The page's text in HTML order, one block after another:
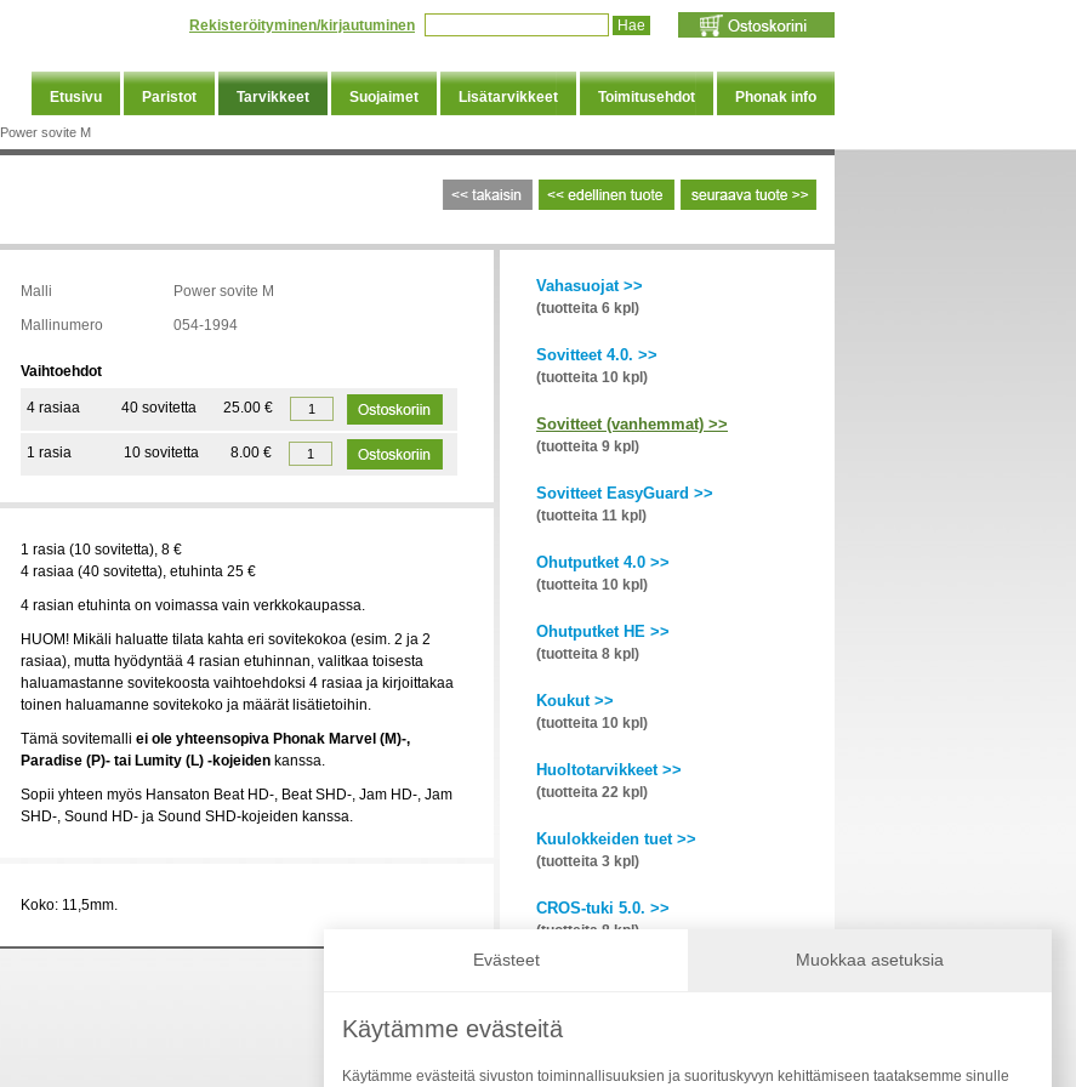
Evästeet Muokkaa asetuksia
Käytämme evästeitä
Käytämme evästeitä sivuston toiminnallisuuksien ja suorituskyvyn kehittämiseen taataksemme sinulle
Rekisteröityminen/kirjautuminen
Etusivu Paristot Tarvikkeet Suojaimet Lisätarvikkeet Toimitusehdot Phonak info
Power sovite M
Malli
Power sovite M
Mallinumero
054-1994
Vaihtoehdot
4 rasiaa 40 sovitetta 25.00 €
1 rasia 10 sovitetta 8.00 €
1 rasia (10 sovitetta), 8 €
4 rasiaa (40 sovitetta), etuhinta 25 €
4 rasian etuhinta on voimassa vain verkkokaupassa.
HUOM! Mikäli haluatte tilata kahta eri sovitekokoa (esim. 2 ja 2
rasiaa), mutta hyödyntää 4 rasian etuhinnan, valitkaa toisesta
haluamastanne sovitekoosta vaihtoehdoksi 4 rasiaa ja kirjoittakaa
toinen haluamanne sovitekoko ja määrät lisätietoihin.
Tämä sovitemalli ei ole yhteensopiva Phonak Marvel (M)-,
Paradise (P)- tai Lumity (L) -kojeiden kanssa.
Sopii yhteen myös Hansaton Beat HD-, Beat SHD-, Jam HD-, Jam
SHD-, Sound HD- ja Sound SHD-kojeiden kanssa.
Koko: 11,5mm.
Vahasuojat >>
(tuotteita 6 kpl)
Sovitteet 4.0. >>
(tuotteita 10 kpl)
Sovitteet (vanhemmat) >>
(tuotteita 9 kpl)
Sovitteet EasyGuard >>
(tuotteita 11 kpl)
Ohutputket 4.0 >>
(tuotteita 10 kpl)
Ohutputket HE >>
(tuotteita 8 kpl)
Koukut >>
(tuotteita 10 kpl)
Huoltotarvikkeet >>
(tuotteita 22 kpl)
Kuulokkeiden tuet >>
(tuotteita 3 kpl)
CROS-tuki 5.0. >>
(tuotteita 8 kpl)
(tuotteita 2 kpl)